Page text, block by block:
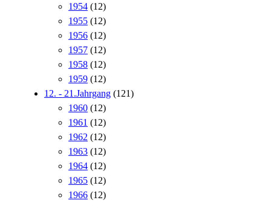
1954 (12)
1955 (12)
1956 (12)
1957 (12)
1958 (12)
1959 (12)
12. - 21.Jahrgang (121)
1960 (12)
1961 (12)
1962 (12)
1963 (12)
1964 (12)
1965 (12)
1966 (12)